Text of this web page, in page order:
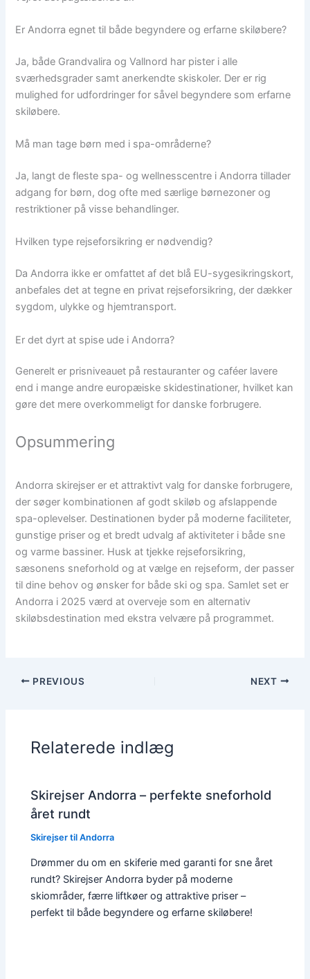
Er Andorra egnet til både begyndere og erfarne skiløbere?
Ja, både Grandvalira og Vallnord har pister i alle
sværhedsgrader samt anerkendte skiskoler. Der er rig
mulighed for udfordringer for såvel begyndere som erfarne
skiløbere.
Må man tage børn med i spa-områderne?
Ja, langt de fleste spa- og wellnesscentre i Andorra tillader
adgang for børn, dog ofte med særlige børnezoner og
restriktioner på visse behandlinger.
Hvilken type rejseforsikring er nødvendig?
Da Andorra ikke er omfattet af det blå EU-sygesikringskort,
anbefales det at tegne en privat rejseforsikring, der dækker
sygdom, ulykke og hjemtransport.
Er det dyrt at spise ude i Andorra?
Generelt er prisniveauet på restauranter og caféer lavere
end i mange andre europæiske skidestinationer, hvilket kan
gøre det mere overkommeligt for danske forbrugere.
Opsummering
Andorra skirejser er et attraktivt valg for danske forbrugere,
der søger kombinationen af godt skiløb og afslappende
spa-oplevelser. Destinationen byder på moderne faciliteter,
gunstige priser og et bredt udvalg af aktiviteter i både sne
og varme bassiner. Husk at tjekke rejseforsikring,
sæsonens sneforhold og at vælge en rejseform, der passer
til dine behov og ønsker for både ski og spa. Samlet set er
Andorra i 2025 værd at overveje som en alternativ
skiløbsdestination med ekstra velvære på programmet.
PREVIOUS NEXT
Relaterede indlæg
Skirejser Andorra – perfekte sneforhold
året rundt
Skirejser til Andorra
Drømmer du om en skiferie med garanti for sne året
rundt? Skirejser Andorra byder på moderne
skiområder, færre liftkøer og attraktive priser –
perfekt til både begyndere og erfarne skiløbere!